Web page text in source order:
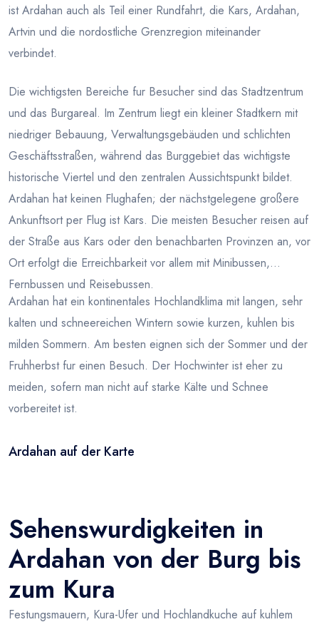
ist Ardahan auch als Teil einer Rundfahrt, die Kars, Ardahan,
Artvin und die nordostliche Grenzregion miteinander
verbindet.
Die wichtigsten Bereiche fur Besucher sind das Stadtzentrum
und das Burgareal. Im Zentrum liegt ein kleiner Stadtkern mit
niedriger Bebauung, Verwaltungsgebäuden und schlichten
Geschäftsstraßen, während das Burggebiet das wichtigste
historische Viertel und den zentralen Aussichtspunkt bildet.
Ardahan hat keinen Flughafen; der nächstgelegene großere
Ankunftsort per Flug ist Kars. Die meisten Besucher reisen auf
der Straße aus Kars oder den benachbarten Provinzen an, vor
Ort erfolgt die Erreichbarkeit vor allem mit Minibussen,
Fernbussen und Reisebussen.
Ardahan hat ein kontinentales Hochlandklima mit langen, sehr
kalten und schneereichen Wintern sowie kurzen, kuhlen bis
milden Sommern. Am besten eignen sich der Sommer und der
Fruhherbst fur einen Besuch. Der Hochwinter ist eher zu
meiden, sofern man nicht auf starke Kälte und Schnee
vorbereitet ist.
Ardahan auf der Karte
Sehenswurdigkeiten in
Ardahan von der Burg bis
zum Kura
Festungsmauern, Kura-Ufer und Hochlandkuche auf kuhlem